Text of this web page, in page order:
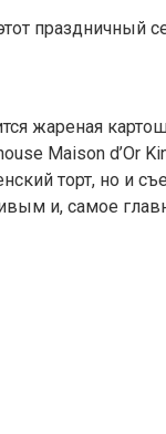
праздничный
жареная
Maison d’Or
торт, но и
и, самое